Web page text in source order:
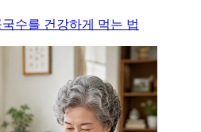
수를 건강하게 먹는 법